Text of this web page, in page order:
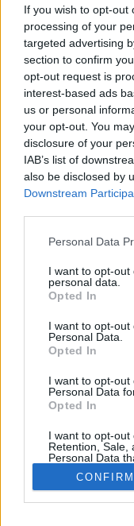
If you wish to opt-out
processing of your
targeted advertising
section to confirm
opt-out request is
interest-based ads
us or personal
your opt-out. You
disclosure of your
IAB’s list of
also be disclosed by
Downstream
Please note that this
not limited to your
grant or deny
use your data for
consent section.
Personal Data
I want to opt-
personal data.
Opted In
I want to opt-out
Personal Data.
Opted In
I want to opt-
Personal Data
Opted In
I want to opt-out
Retention, Sale,
Personal Data
Purposes for
Opted Out
CONFIRM
Nem
olyan
Nem sárgul
majd ezzel